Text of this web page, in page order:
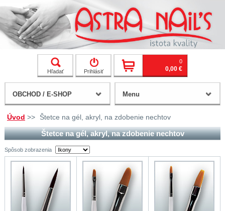
Hľadať Prihlásiť
0
0,00 €
Úvod >> Štetce na gél, akryl, na zdobenie nechtov
Štetce na gél, akryl, na zdobenie nechtov
Spôsob zobrazenia
OBCHOD / E-SHOP Menu